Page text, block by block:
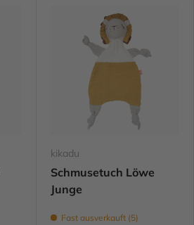
kikadu
Schmusetuch Löwe
Junge
Fast ausverkauft (5)